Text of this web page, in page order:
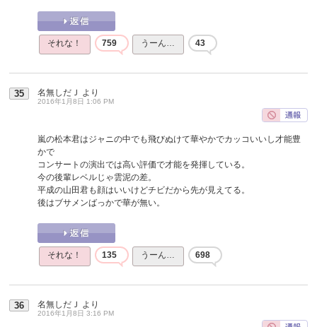
それな！ 759 うーん… 43
35 名無しだＪ より
2016年1月8日 1:06 PM
嵐の松本君はジャニの中でも飛びぬけて華やかでカッコいいし才能豊
かで
コンサートの演出では高い評価で才能を発揮している。
今の後輩レベルじゃ雲泥の差。
平成の山田君も顔はいいけどチビだから先が見えてる。
後はブサメンばっかで華が無い。
それな！ 135 うーん… 698
36 名無しだＪ より
2016年1月8日 3:16 PM